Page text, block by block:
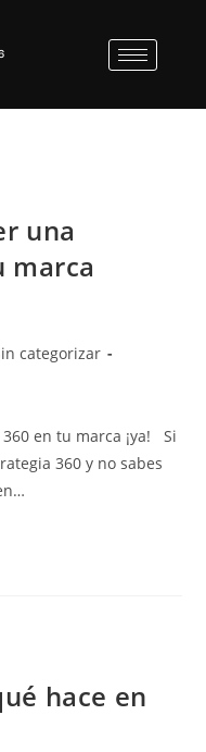
una
marca
categorizar
en tu marca ¡ya! Si
360 y no sabes
hace en